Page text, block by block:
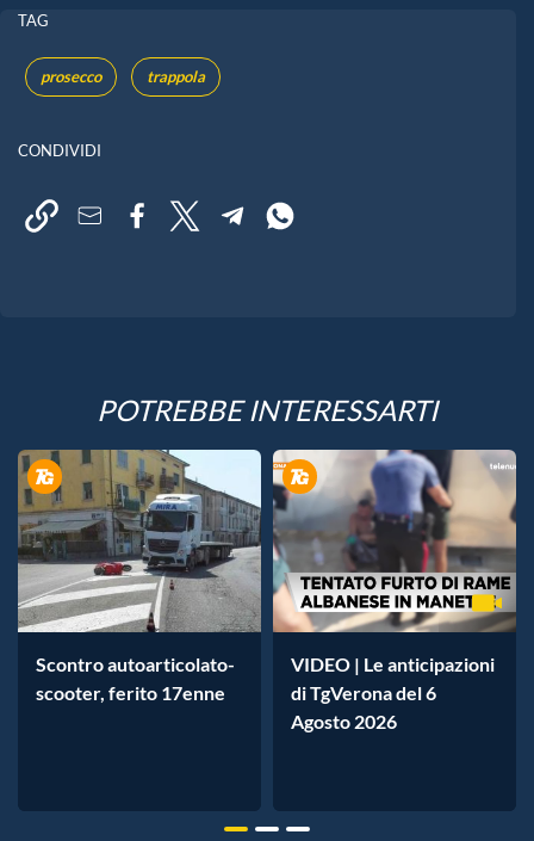
TAG
prosecco trappola
CONDIVIDI
POTREBBE INTERESSARTI
Scontro autoarticolato-
scooter, ferito 17enne
VIDEO | Le anticipazioni
di TgVerona del 6
Agosto 2026